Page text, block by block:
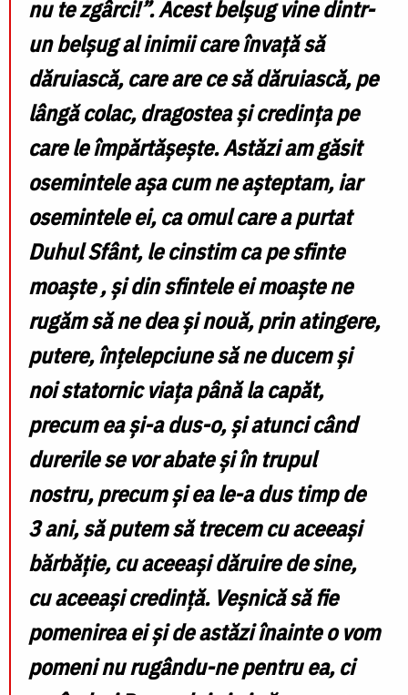
nu te zgârci!”. Acest belșug vine dintr-
un belșug al inimii care învață să
dăruiască, care are ce să dăruiască, pe
lângă colac, dragostea și credința pe
care le împărtășește. Astăzi am găsit
osemintele așa cum ne așteptam, iar
osemintele ei, ca omul care a purtat
Duhul Sfânt, le cinstim ca pe sfinte
moaște , și din sfintele ei moaște ne
rugăm să ne dea și nouă, prin atingere,
putere, înțelepciune să ne ducem și
noi statornic viața până la capăt,
precum ea și-a dus-o, și atunci când
durerile se vor abate și în trupul
nostru, precum și ea le-a dus timp de
3 ani, să putem să trecem cu aceeași
bărbăție, cu aceeași dăruire de sine,
cu aceeași credință. Veșnică să fie
pomenirea ei și de astăzi înainte o vom
pomeni nu rugându-ne pentru ea, ci